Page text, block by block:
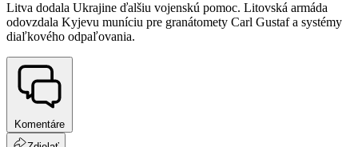
Litva dodala Ukrajine ďalšiu vojenskú pomoc. Litovská armáda
odovzdala Kyjevu muníciu pre granátomety Carl Gustaf a systémy
diaľkového odpaľovania.
Komentáre